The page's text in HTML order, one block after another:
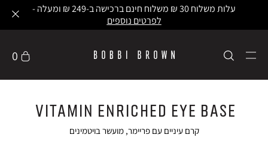
עלות משלוח 30 ₪ משלוח חינם ברכישה ב-249 ₪ ומעלה -
לפרטים נוספים
0
Vitamin Enriched Eye Base
קרם עיניים עם פריימר, מועשר בויטמינים